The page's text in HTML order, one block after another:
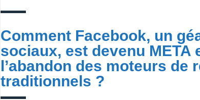
Comment Facebook, un
sociaux, est devenu META
l’abandon des moteurs de
traditionnels ?